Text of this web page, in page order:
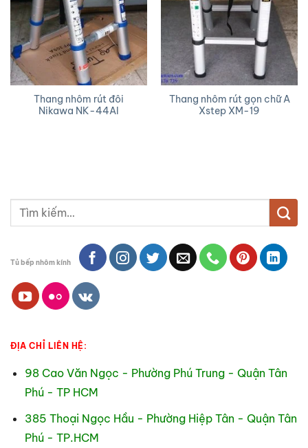
Thang nhôm rút đôi
Nikawa NK-44AI
Thang nhôm rút gọn chữ A
Xstep XM-19
Tìm
kiếm:
Tủ bếp nhôm kính
ĐỊA CHỈ LIÊN HỆ:
98 Cao Văn Ngọc - Phường Phú Trung - Quận Tân
Phú - TP HCM
385 Thoại Ngọc Hầu - Phường Hiệp Tân - Quận Tân
Phú - TP.HCM